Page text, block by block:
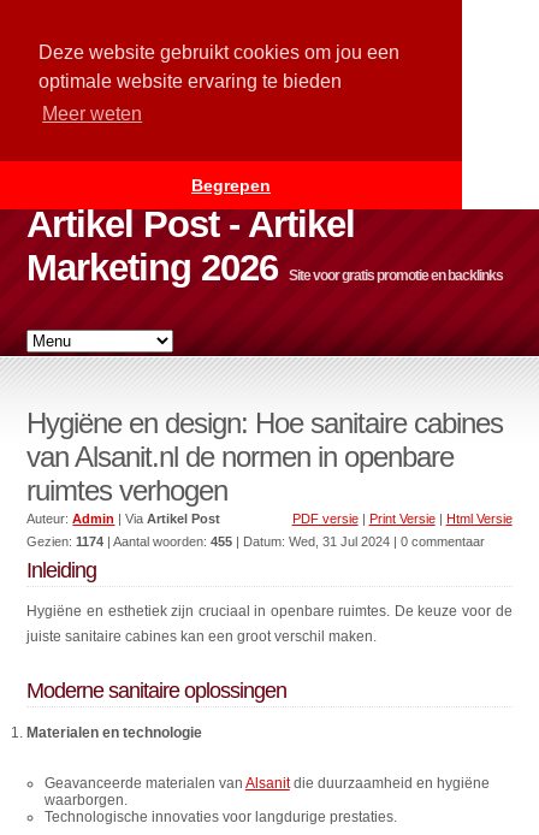
Deze website gebruikt cookies om jou een
optimale website ervaring te bieden
Meer weten
Begrepen
Artikel Post - Artikel
Marketing 2026
Site voor gratis promotie en backlinks
Hygiëne en design: Hoe sanitaire cabines
van Alsanit.nl de normen in openbare
ruimtes verhogen
PDF versie| Print Versie| Html Versie
Auteur:Admin | ViaArtikel Post
Gezien:1174 | Aantal woorden:455 | Datum:Wed, 31 Jul 2024 | 0 commentaar
Inleiding
Hygiëne en esthetiek zijn cruciaal in openbare ruimtes. De keuze voor de
juiste sanitaire cabines kan een groot verschil maken.
Moderne sanitaire oplossingen
Materialen en technologie
Geavanceerde materialen van Alsanitdie duurzaamheid en hygiëne
waarborgen.
Technologische innovaties voor langdurige prestaties.